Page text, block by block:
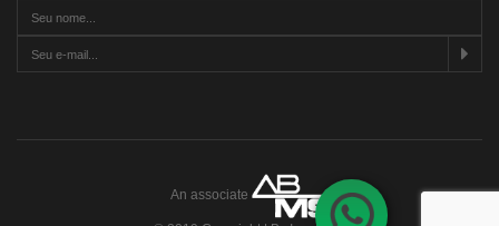
An associate